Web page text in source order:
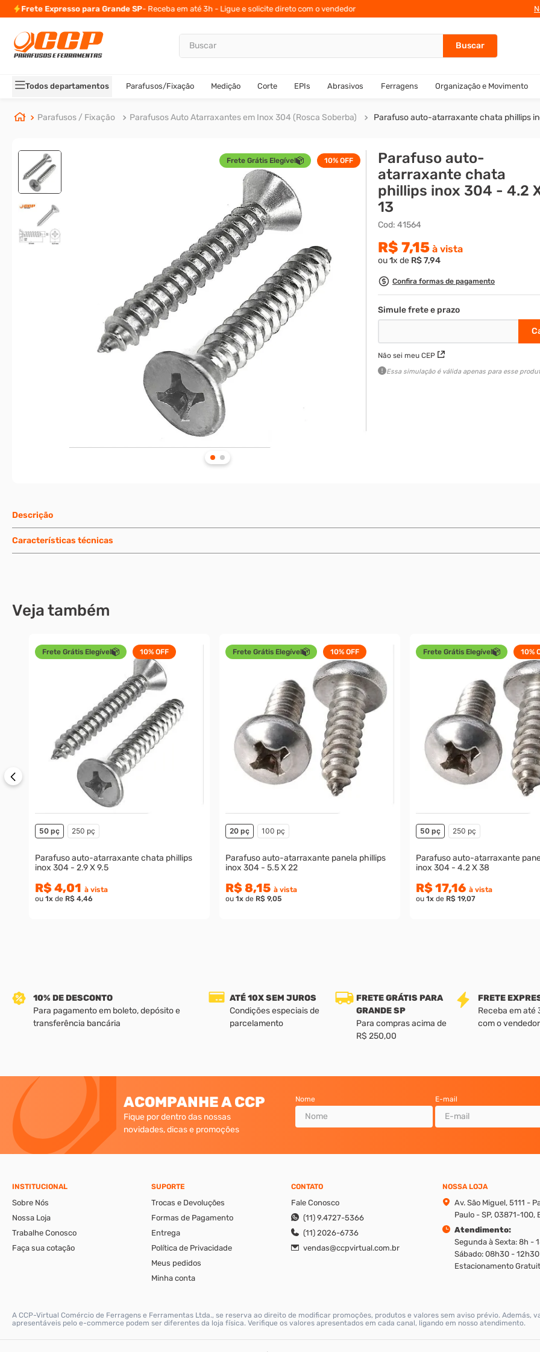
Frete Expresso para Grande SP- Receba em até 3h - Ligue e solicite direto com o vendedor
Buscar
Todos departamentos Parafusos/Fixação Medição Corte EPIs Abrasivos Ferragens Organização e Movimento
Parafusos / Fixação Parafusos Auto Atarraxantes em Inox 304 (Rosca Soberba) Parafuso auto-atarraxante chata phillips
Frete Grátis Elegível 10%OFF
Parafuso auto-
atarraxante chata
phillips inox 304 - 4.2
13
Cod:41564
R$ 7,15 à vista
ou1x de R$7,94
Confira formas de pagamento
Não sei meu CEP
Essa simulação é válida apenas para esse
Descrição
Características técnicas
Veja também
Frete Grátis Elegível 10%OFF
50 pç 250 pç
Parafuso auto-atarraxante chata phillips
inox 304 - 2.9 X 9.5
R$ 4,01 à vista
ou 1xde R$ 4,46
Frete Grátis Elegível 10%OFF
20 pç 100 pç
Parafuso auto-atarraxante panela phillips
inox 304 - 5.5 X 22
R$ 8,15 à vista
ou 1xde R$ 9,05
Frete Grátis Elegível 10%
50 pç 250 pç
Parafuso auto-atarraxante
inox 304 - 4.2 X 38
R$ 17,16 à vista
ou 1xde R$ 19,07
10% DE DESCONTO
Para pagamento em boleto, depósito e
transferência bancária
ATÉ 10X SEM JUROS
Condições especiais de
parcelamento
FRETE GRÁTIS PARA
GRANDE SP
Para compras acima de
R$ 250,00
FRETE
Receba em até
com o vendedor
ACOMPANHE A CCP
Fique por dentro das nossas
novidades, dicas e promoções
Nome E-mail
INSTITUCIONAL
Sobre Nós
Nossa Loja
Trabalhe Conosco
Faça sua cotação
SUPORTE
Trocas e Devoluções
Formas de Pagamento
Entrega
Política de Privacidade
Meus pedidos
Minha conta
CONTATO
Fale Conosco
(11) 9.4727-5366
(11) 2026-6736
vendas@ccpvirtual.com.br
NOSSA LOJA
Av. São Miguel, 5111 -
Paulo - SP, 03871-100,
Atendimento:
Segunda à Sexta: 8h -
Sábado: 08h30 - 12h30
Estacionamento
A CCP-Virtual Comércio de Ferragens e Ferramentas Ltda., se reserva ao direito de modificar promoções, produtos e valores sem aviso prévio. Además,
apresentáveis pelo e-commerce podem ser diferentes da loja física. Verifique os valores apresentados em cada canal, ligando em nosso atendimento.
TERMOS MAIS BUSCADOS
2º
porca
3º
parafuso sextavado
º
presto
rodizio
º
parafuso madeira
rebite rosca
parafuso allen 5